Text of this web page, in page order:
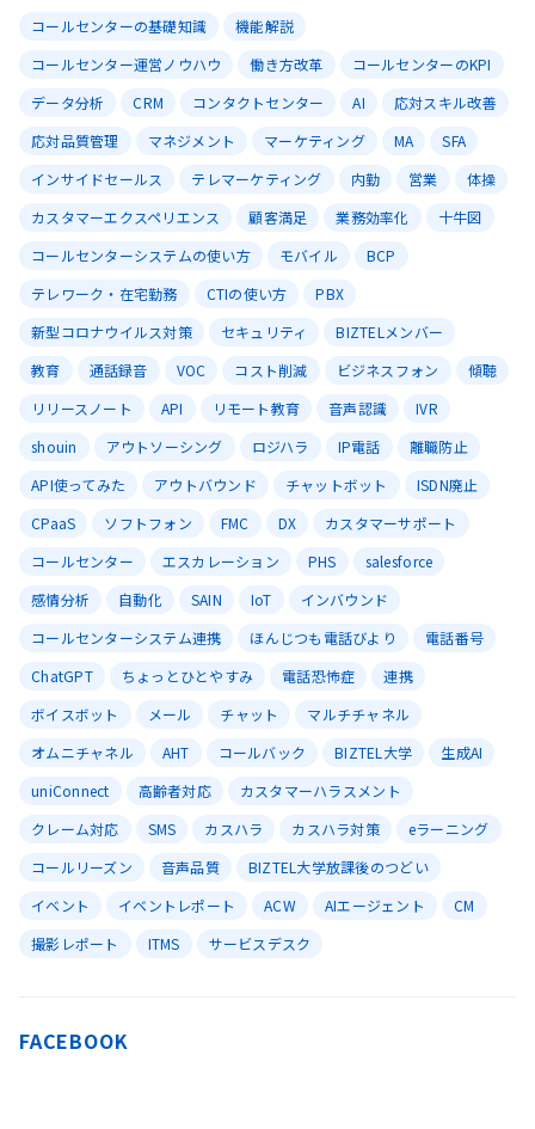
コールセンターの基礎知識
機能解説
コールセンター運営ノウハウ
働き方改革
コールセンターのKPI
データ分析
CRM コンタクトセンター AI
応対スキル改善
応対品質管理
マネジメント マーケティング MA
SFA
インサイドセールス
テレマーケティング 内勤 営業
体操
カスタマーエクスペリエンス
顧客満足 業務効率化
十牛図
コールセンターシステムの使い方
モバイル
BCP
テレワーク・在宅勤務
CTIの使い方
PBX
新型コロナウイルス対策
セキュリティ
BIZTELメンバー
教育
通話録音 VOC コスト削減 ビジネスフォン
傾聴
リリースノート
API リモート教育 音声認識
IVR
shouin
アウトソーシング ロジハラ IP電話
離職防止
API使ってみた
アウトバウンド チャットボット
ISDN廃止
CPaaS
ソフトフォン FMC DX
カスタマーサポート
コールセンター
エスカレーション PHS
salesforce
感情分析
自動化 SAIN IoT
インバウンド
コールセンターシステム連携
ほんじつも電話びより
電話番号
ChatGPT
ちょっとひとやすみ 電話恐怖症
連携
ボイスボット
メール チャット
マルチチャネル
オムニチャネル
AHT コールバック BIZTEL大学
生成AI
uniConnect
高齢者対応
カスタマーハラスメント
クレーム対応
SMS カスハラ カスハラ対策
eラーニング
コールリーズン
音声品質
BIZTEL大学放課後のつどい
イベント
イベントレポート ACW AIエージェント
CM
撮影レポート
ITMS サービスデスク
FACEBOOK